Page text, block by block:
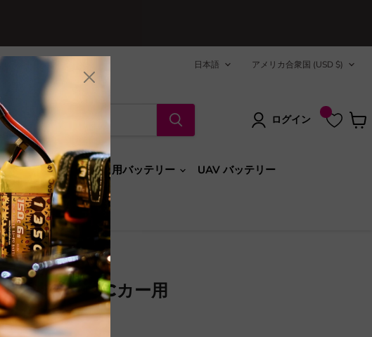
言
語日本語 国アメリカ合衆国 (USD $)
ログイン
テリー RCボート用バッテリー UAV バッテリー
ッテリー RCカー用